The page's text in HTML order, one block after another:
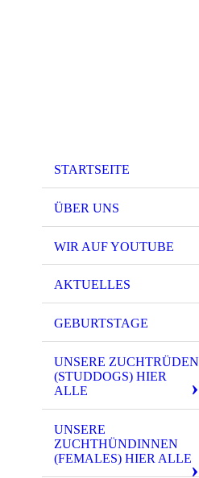
STARTSEITE
ÜBER UNS
WIR AUF YOUTUBE
AKTUELLES
GEBURTSTAGE
UNSERE ZUCHTRÜDEN
(STUDDOGS) HIER
ALLE
UNSERE
ZUCHTHÜNDINNEN
(FEMALES) HIER ALLE